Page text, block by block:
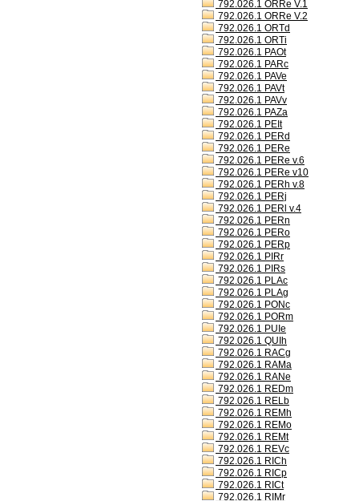
792.026.1 ORRe V.1
792.026.1 ORRe V.2
792.026.1 ORTd
792.026.1 ORTi
792.026.1 PAOt
792.026.1 PARc
792.026.1 PAVe
792.026.1 PAVt
792.026.1 PAVv
792.026.1 PAZa
792.026.1 PEIt
792.026.1 PERd
792.026.1 PERe
792.026.1 PERe v.6
792.026.1 PERe v10
792.026.1 PERh v.8
792.026.1 PERj
792.026.1 PERl v.4
792.026.1 PERn
792.026.1 PERo
792.026.1 PERp
792.026.1 PIRr
792.026.1 PIRs
792.026.1 PLAc
792.026.1 PLAg
792.026.1 PONc
792.026.1 PORm
792.026.1 PUIe
792.026.1 QUIh
792.026.1 RACg
792.026.1 RAMa
792.026.1 RANe
792.026.1 REDm
792.026.1 RELb
792.026.1 REMh
792.026.1 REMo
792.026.1 REMt
792.026.1 REVc
792.026.1 RICh
792.026.1 RICp
792.026.1 RICt
792.026.1 RIMr